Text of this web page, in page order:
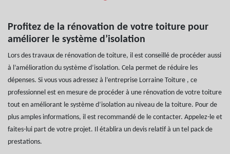
Profitez de la rénovation de votre toiture pour
améliorer le système d’isolation
Lors des travaux de rénovation de toiture, il est conseillé de procéder aussi
à l’amélioration du système d’isolation. Cela permet de réduire les
dépenses. Si vous vous adressez à l’entreprise Lorraine Toiture , ce
professionnel est en mesure de procéder à une rénovation de votre toiture
tout en améliorant le système d’isolation au niveau de la toiture. Pour de
plus amples informations, il est recommandé de le contacter. Appelez-le et
faites-lui part de votre projet. Il établira un devis relatif à un tel pack de
prestations.